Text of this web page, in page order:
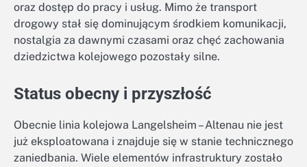
oraz dostęp do pracy i usług. Mimo że transport
drogowy stał się dominującym środkiem komunikacji,
nostalgia za dawnymi czasami oraz chęć zachowania
dziedzictwa kolejowego pozostały silne.
Status obecny i przyszłość
Obecnie linia kolejowa Langelsheim – Altenau nie jest
już eksploatowana i znajduje się w stanie technicznego
zaniedbania. Wiele elementów infrastruktury zostało